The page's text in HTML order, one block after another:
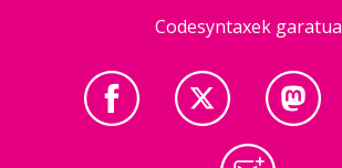
Codesyntaxek garatua